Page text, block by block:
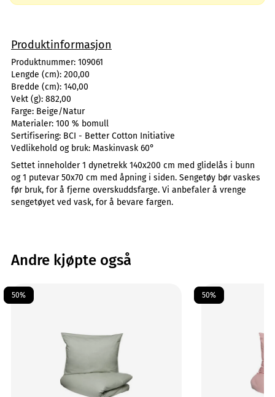
Produktinformasjon
Produktnummer: 109061
Lengde (cm): 200,00
Bredde (cm): 140,00
Vekt (g): 882,00
Farge: Beige/Natur
Materialer: 100 % bomull
Sertifisering: BCI - Better Cotton Initiative
Vedlikehold og bruk: Maskinvask 60°
Settet inneholder 1 dynetrekk 140x200 cm med glidelås i bunn
og 1 putevar 50x70 cm med åpning i siden. Sengetøy bør vaskes
før bruk, for å fjerne overskuddsfarge. Vi anbefaler å vrenge
sengetøyet ved vask, for å bevare fargen.
Andre kjøpte også
50% 50%